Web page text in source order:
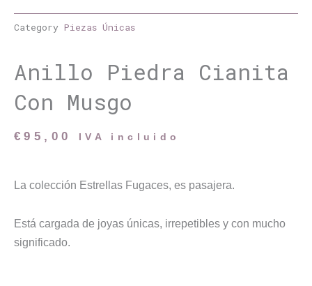
Category Piezas Únicas
Anillo Piedra Cianita
Con Musgo
€95,00 IVA incluido
La colección Estrellas Fugaces, es pasajera.
Está cargada de joyas únicas, irrepetibles y con mucho
significado.